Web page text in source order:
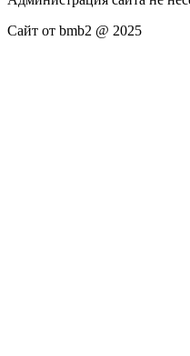
Сайт от bmb2 @ 2025